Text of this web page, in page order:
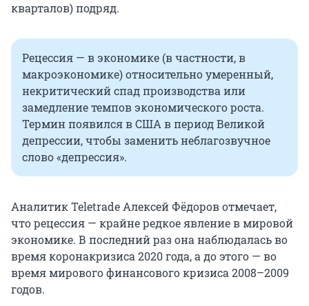
кварталов) подряд.
Рецессия — в экономике (в частности, в
макроэкономике) относительно умеренный,
некритический спад производства или
замедление темпов экономического роста.
Термин появился в США в период Великой
депрессии, чтобы заменить неблагозвучное
слово «депрессия».
Аналитик Teletrade Алексей Фёдоров отмечает,
что рецессия — крайне редкое явление в мировой
экономике. В последний раз она наблюдалась во
время коронакризиса 2020 года, а до этого — во
время мирового финансового кризиса 2008–2009
годов.